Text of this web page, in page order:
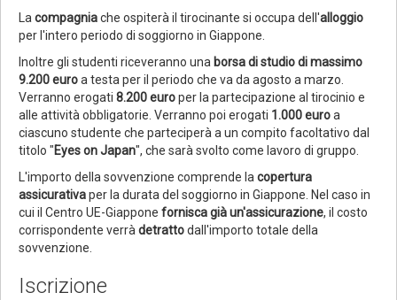
La compagniache ospiterà il tirocinante si occupa dell'alloggio
per l'intero periodo di soggiorno in Giappone.
Inoltre gli studenti riceveranno una borsa di studio di massimo
9.200euroa testa per il periodo che va da agosto a marzo.
Verranno erogati 8.200 europer la partecipazione al tirocinio e
alle attività obbligatorie. Verranno poi erogati 1.000 euroa
ciascuno studente che parteciperà a un compito facoltativo dal
titolo "Eyes on Japan", che sarà svolto come lavoro di gruppo.
L'importo della sovvenzione comprende la copertura
assicurativaper la durata del soggiorno in Giappone. Nel caso in
cui il Centro UE-Giappone fornisca già un'assicurazione, il costo
corrispondente verrà detrattodall'importo totale della
sovvenzione.
Iscrizione